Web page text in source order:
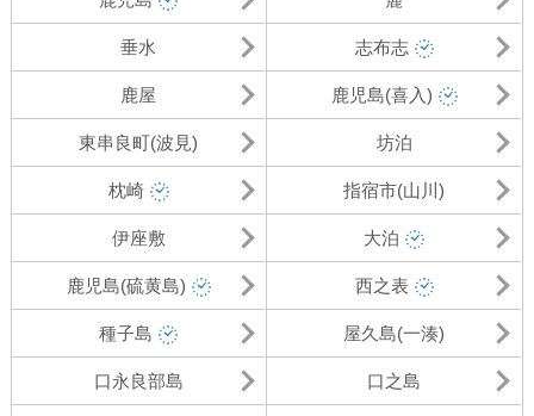
垂水 志布志
鹿屋 鹿児島(喜入)
東串良町(波見) 坊泊
枕崎 指宿市(山川)
伊座敷 大泊
鹿児島(硫黄島) 西之表
種子島 屋久島(一湊)
口永良部島 口之島